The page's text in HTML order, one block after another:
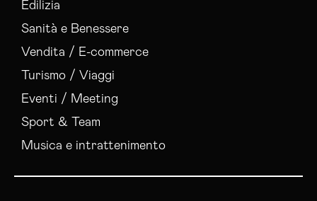
Edilizia
Sanità e Benessere
Vendita / E-commerce
Turismo / Viaggi
Eventi / Meeting
Sport & Team
Musica e intrattenimento